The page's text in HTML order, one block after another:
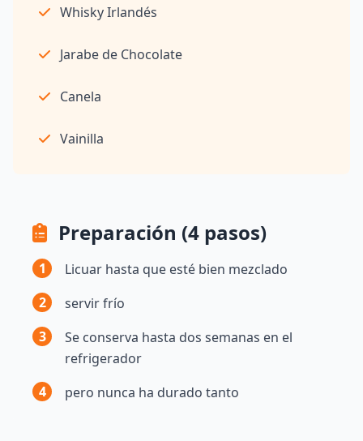
Whisky Irlandés
Jarabe de Chocolate
Canela
Vainilla
Preparación (4 pasos)
1
Licuar hasta que esté bien mezclado
2
servir frío
3
Se conserva hasta dos semanas en el
refrigerador
4
pero nunca ha durado tanto